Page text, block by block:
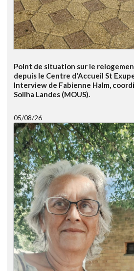
Point de situation sur le
depuis le Centre d'Accueil St
Interview de Fabienne Halm,
Soliha Landes (MOUS).
05/08/26